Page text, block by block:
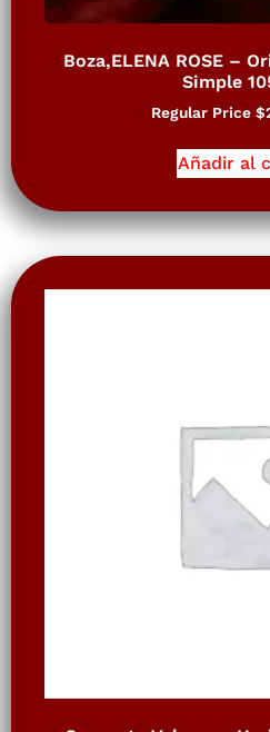
Boza,ELENA ROSE –
Simple
Regular Price $
Añadir al